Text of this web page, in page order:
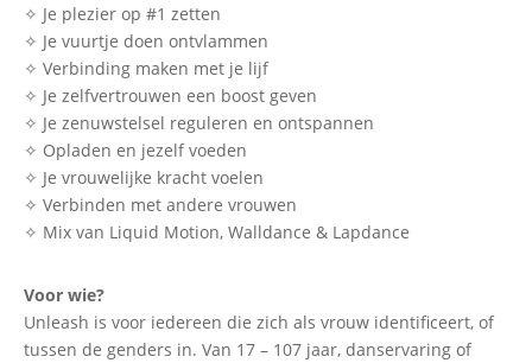
✧ Je plezier op #1 zetten
✧ Je vuurtje doen ontvlammen
✧ Verbinding maken met je lijf
✧ Je zelfvertrouwen een boost geven
✧ Je zenuwstelsel reguleren en ontspannen
✧ Opladen en jezelf voeden
✧ Je vrouwelijke kracht voelen
✧ Verbinden met andere vrouwen
✧ Mix van Liquid Motion, Walldance & Lapdance
Voor wie?
Unleash is voor iedereen die zich als vrouw identificeert, of
tussen de genders in. Van 17 – 107 jaar, danservaring of